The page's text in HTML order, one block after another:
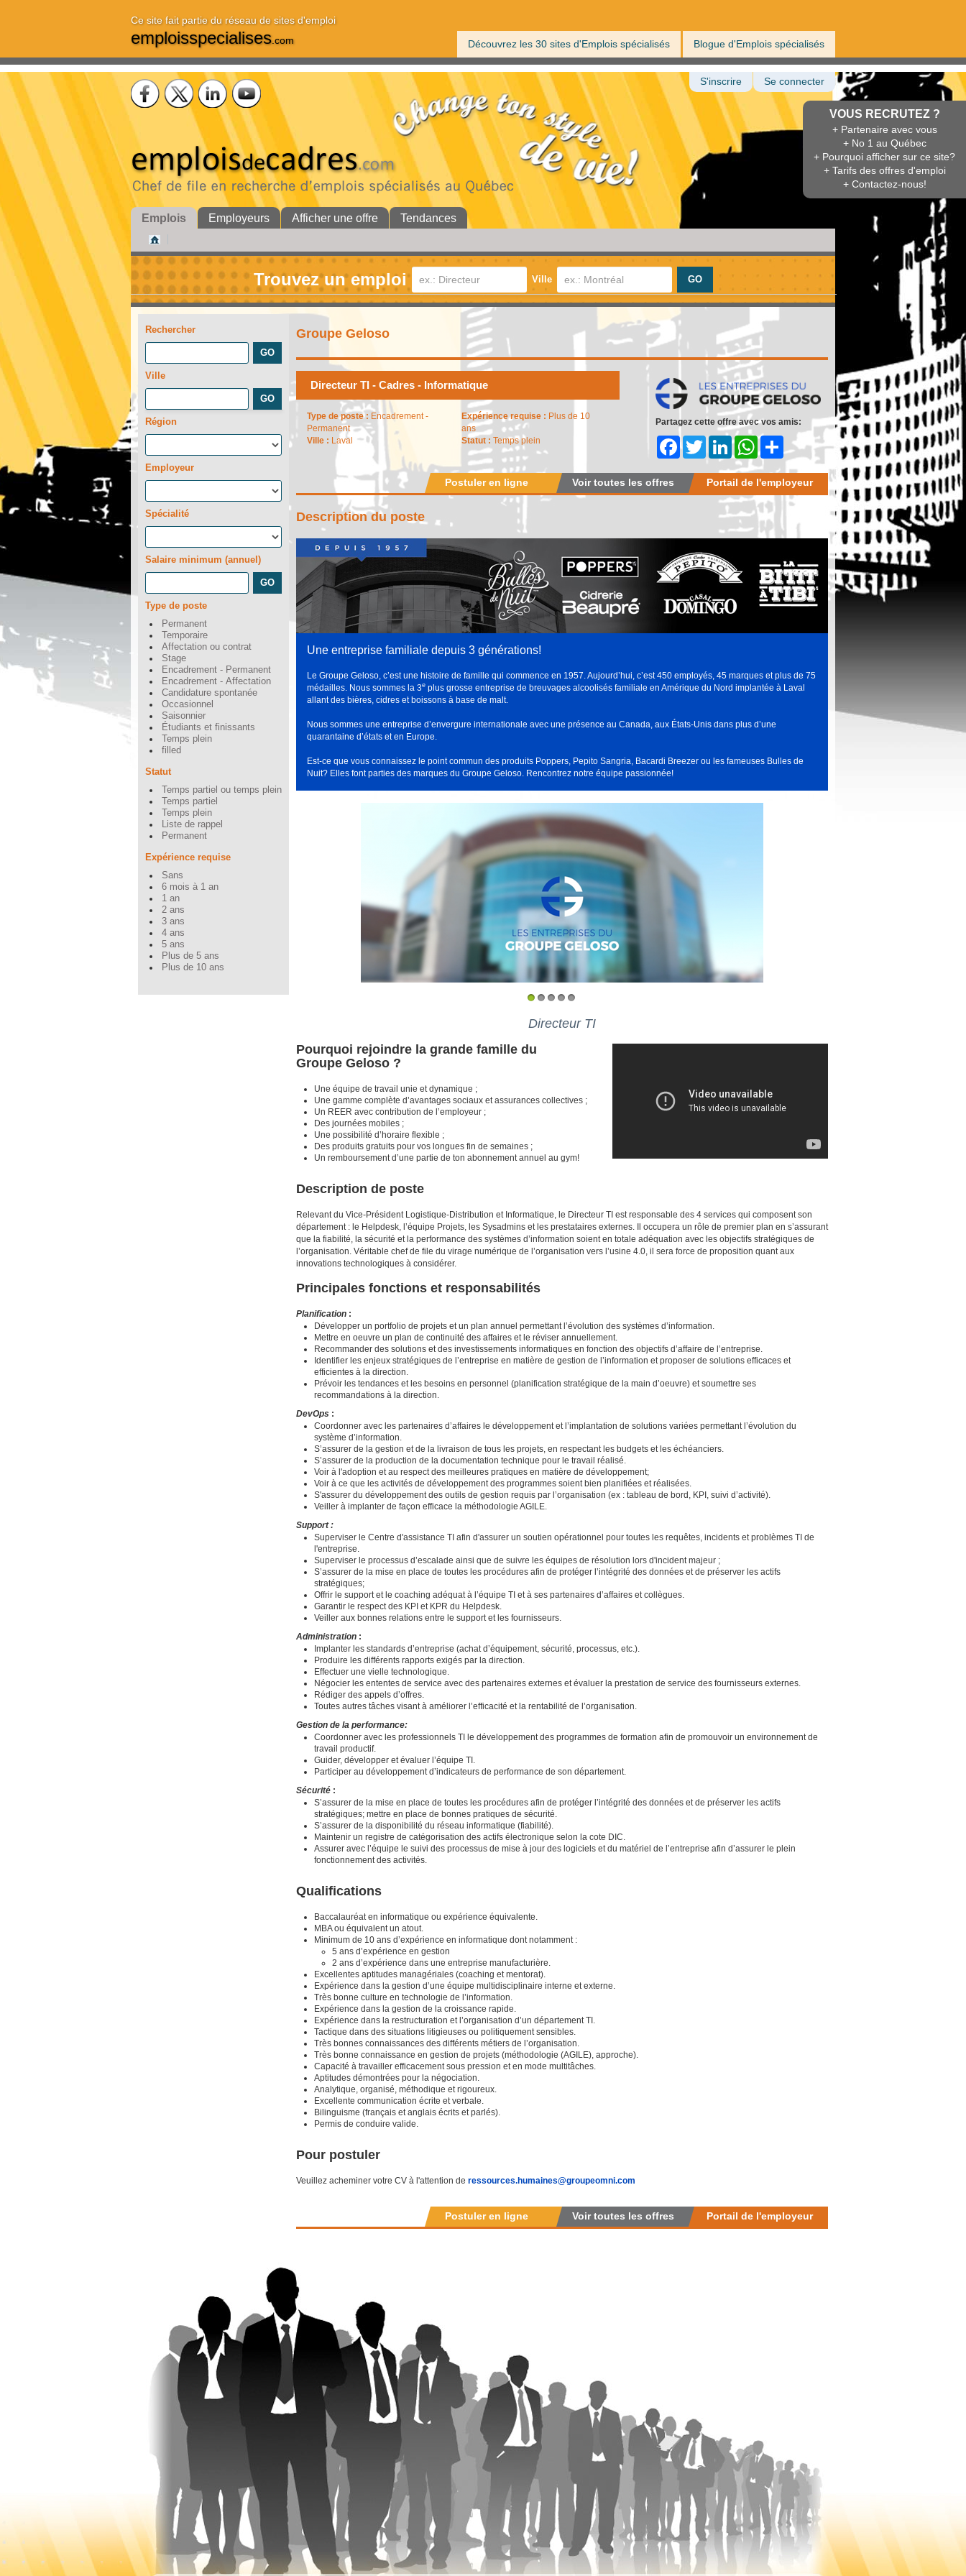
Ce site fait partie du réseau de sites d'emploi
emploisspecialises.com Découvrez les 30 sites d'Emplois spécialisés Blogue d'Emplois spécialisés
VOUS RECRUTEZ ?
+ Partenaire avec vous
+ No 1 au Québec
+ Pourquoi afficher sur ce site?
+ Tarifs des offres d'emploi
+ Contactez-nous!
S'inscrire Se connecter
Emplois Employeurs Afficher une offre Tendances
Trouvez un emploi Ville
Rechercher
Ville
Région
Employeur
Spécialité
Salaire minimum (annuel)
Type de poste
Permanent
Temporaire
Affectation ou contrat
Stage
Encadrement - Permanent
Encadrement - Affectation
Candidature spontanée
Occasionnel
Saisonnier
Étudiants et finissants
Temps plein
filled
Statut
Temps partiel ou temps plein
Temps partiel
Temps plein
Liste de rappel
Permanent
Expérience requise
Sans
6 mois à 1 an
1 an
2 ans
3 ans
4 ans
5 ans
Plus de 5 ans
Plus de 10 ans
Groupe Geloso
Directeur TI - Cadres - Informatique
Type de poste : Encadrement -
Permanent
Ville : Laval
Expérience requise : Plus de 10
ans
Statut : Temps plein
Partagez cette offre avec vos amis:
FacebookTwitter LinkedInWhatsApp
Share
Portail de l'employeur
Voir toutes les offres
Postuler en ligne
Description du poste
Une entreprise familiale depuis 3 générations!
Le Groupe Geloso, c’est une histoire de famille qui commence en 1957. Aujourd’hui, c’est 450 employés, 45 marques et plus de 75
médailles. Nous sommes la 3e plus grosse entreprise de breuvages alcoolisés familiale en Amérique du Nord implantée à Laval
allant des bières, cidres et boissons à base de malt.
Nous sommes une entreprise d’envergure internationale avec une présence au Canada, aux États-Unis dans plus d’une
quarantaine d’états et en Europe.
Est-ce que vous connaissez le point commun des produits Poppers, Pepito Sangria, Bacardi Breezer ou les fameuses Bulles de
Nuit? Elles font parties des marques du Groupe Geloso. Rencontrez notre équipe passionnée!
Directeur TI
Pourquoi rejoindre la grande famille du
Groupe Geloso ?
Une équipe de travail unie et dynamique ;
Une gamme complète d’avantages sociaux et assurances collectives ;
Un REER avec contribution de l’employeur ;
Des journées mobiles ;
Une possibilité d’horaire flexible ;
Des produits gratuits pour vos longues fin de semaines ;
Un remboursement d’une partie de ton abonnement annuel au gym!
Description de poste
Relevant du Vice-Président Logistique-Distribution et Informatique, le Directeur TI est responsable des 4 services qui composent son
département : le Helpdesk, l’équipe Projets, les Sysadmins et les prestataires externes. Il occupera un rôle de premier plan en s’assurant
que la fiabilité, la sécurité et la performance des systèmes d’information soient en totale adéquation avec les objectifs stratégiques de
l’organisation. Véritable chef de file du virage numérique de l’organisation vers l’usine 4.0, il sera force de proposition quant aux
innovations technologiques à considérer.
Principales fonctions et responsabilités
Planification :
Développer un portfolio de projets et un plan annuel permettant l’évolution des systèmes d’information.
Mettre en oeuvre un plan de continuité des affaires et le réviser annuellement.
Recommander des solutions et des investissements informatiques en fonction des objectifs d’affaire de l’entreprise.
Identifier les enjeux stratégiques de l’entreprise en matière de gestion de l’information et proposer de solutions efficaces et
efficientes à la direction.
Prévoir les tendances et les besoins en personnel (planification stratégique de la main d’oeuvre) et soumettre ses
recommandations à la direction.
DevOps :
Coordonner avec les partenaires d’affaires le développement et l’implantation de solutions variées permettant l’évolution du
système d’information.
S’assurer de la gestion et de la livraison de tous les projets, en respectant les budgets et les échéanciers.
S’assurer de la production de la documentation technique pour le travail réalisé.
Voir à l'adoption et au respect des meilleures pratiques en matière de développement;
Voir à ce que les activités de développement des programmes soient bien planifiées et réalisées.
S'assurer du développement des outils de gestion requis par l’organisation (ex : tableau de bord, KPI, suivi d’activité).
Veiller à implanter de façon efficace la méthodologie AGILE.
Support :
Superviser le Centre d'assistance TI afin d'assurer un soutien opérationnel pour toutes les requêtes, incidents et problèmes TI de
l'entreprise.
Superviser le processus d’escalade ainsi que de suivre les équipes de résolution lors d'incident majeur ;
S’assurer de la mise en place de toutes les procédures afin de protéger l’intégrité des données et de préserver les actifs
stratégiques;
Offrir le support et le coaching adéquat à l’équipe TI et à ses partenaires d’affaires et collègues.
Garantir le respect des KPI et KPR du Helpdesk.
Veiller aux bonnes relations entre le support et les fournisseurs.
Administration :
Implanter les standards d’entreprise (achat d’équipement, sécurité, processus, etc.).
Produire les différents rapports exigés par la direction.
Effectuer une vielle technologique.
Négocier les ententes de service avec des partenaires externes et évaluer la prestation de service des fournisseurs externes.
Rédiger des appels d’offres.
Toutes autres tâches visant à améliorer l’efficacité et la rentabilité de l’organisation.
Gestion de la performance:
Coordonner avec les professionnels TI le développement des programmes de formation afin de promouvoir un environnement de
travail productif.
Guider, développer et évaluer l’équipe TI.
Participer au développement d’indicateurs de performance de son département.
Sécurité :
S’assurer de la mise en place de toutes les procédures afin de protéger l’intégrité des données et de préserver les actifs
stratégiques; mettre en place de bonnes pratiques de sécurité.
S’assurer de la disponibilité du réseau informatique (fiabilité).
Maintenir un registre de catégorisation des actifs électronique selon la cote DIC.
Assurer avec l’équipe le suivi des processus de mise à jour des logiciels et du matériel de l’entreprise afin d’assurer le plein
fonctionnement des activités.
Qualifications
Baccalauréat en informatique ou expérience équivalente.
MBA ou équivalent un atout.
Minimum de 10 ans d’expérience en informatique dont notamment :
5 ans d’expérience en gestion
2 ans d’expérience dans une entreprise manufacturière.
Excellentes aptitudes managériales (coaching et mentorat).
Expérience dans la gestion d’une équipe multidisciplinaire interne et externe.
Très bonne culture en technologie de l’information.
Expérience dans la gestion de la croissance rapide.
Expérience dans la restructuration et l’organisation d’un département TI.
Tactique dans des situations litigieuses ou politiquement sensibles.
Très bonnes connaissances des différents métiers de l’organisation.
Très bonne connaissance en gestion de projets (méthodologie (AGILE), approche).
Capacité à travailler efficacement sous pression et en mode multitâches.
Aptitudes démontrées pour la négociation.
Analytique, organisé, méthodique et rigoureux.
Excellente communication écrite et verbale.
Bilinguisme (français et anglais écrits et parlés).
Permis de conduire valide.
Pour postuler
Veuillez acheminer votre CV à l'attention de ressources.humaines@groupeomni.com
Portail de l'employeur
Voir toutes les offres
Postuler en ligne